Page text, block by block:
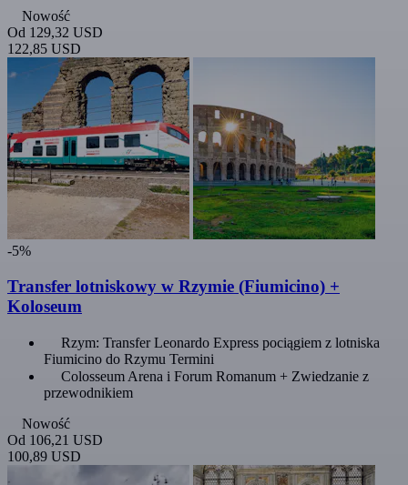
Nowość
Od 129,32 USD
122,85 USD
-5%
Transfer lotniskowy w Rzymie (Fiumicino) +
Koloseum
Rzym: Transfer Leonardo Express pociągiem z lotniska
Fiumicino do Rzymu Termini
Colosseum Arena i Forum Romanum + Zwiedzanie z
przewodnikiem
Nowość
Od 106,21 USD
100,89 USD